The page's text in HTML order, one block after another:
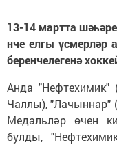
13-14 мартта
нче елгы үсмерләр
беренчелегенә
Анда
Чаллы), "Лачыннар"
Медальләр өчен
булды,